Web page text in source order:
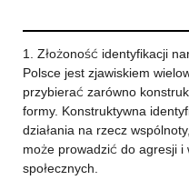
1. Złożoność identyfikacji
Polsce jest zjawiskiem
przybierać zarówno
formy. Konstruktywna
działania na rzecz
może prowadzić do agresji
społecznych.